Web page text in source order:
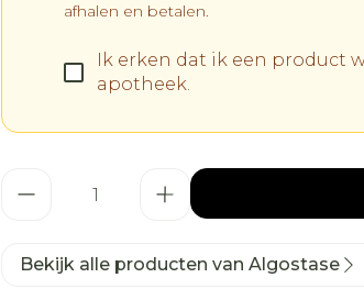
afhalen en betalen.
Ik erken dat ik een product
apotheek.
Bekijk alle producten van Algostase